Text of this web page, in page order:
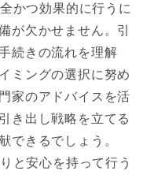
かつ効果的に行うに
が欠かせません。引
続きの流れを理解
ミングの選択に努め
家のアドバイスを活
き出し戦略を立てる
できるでしょう。
と安心を持って行う